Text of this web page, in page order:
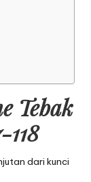
Tebak
118
dari kunci